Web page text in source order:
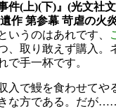
件(上)(下)』(光文社
作 第参幕 苛虐の火
いうのはあれです、
取り敢えず購入。
で手一杯です。
で鰻を食わせて
な方である。だ